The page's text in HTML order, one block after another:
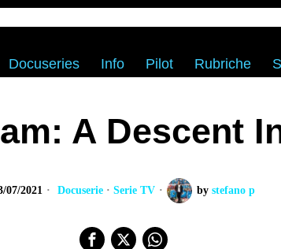
Docuseries Info Pilot Rubriche
A Descent
07/2021 Docuserie · Serie TV by stefano p